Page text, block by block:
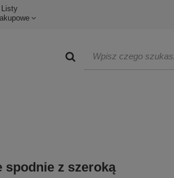
Listy
spodnie z szeroką